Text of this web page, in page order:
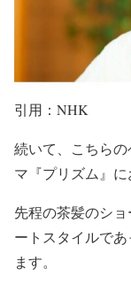
引用：NHK
続いて、こちら
マ『プリズム』 に
先程の茶髪のシ
ートスタイルであ
ます。